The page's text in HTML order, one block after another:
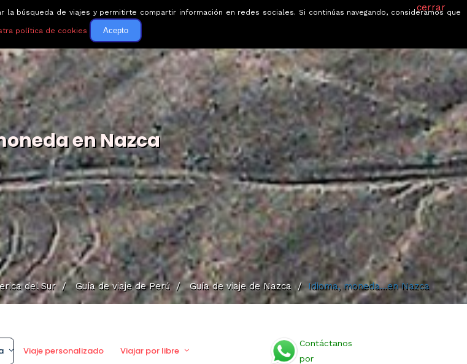
Circuitos
en Nazca
del Sur / Guía de viaje de Perú / Guía de viaje de Nazca / Idioma, moneda...en Nazca
Viaje personalizado Viajar por libre
Contáctanos
por
cerrar
búsqueda de viajes y permitirte compartir información en redes sociales. Si continúas navegando, consideramos que
política de cookies Acepto